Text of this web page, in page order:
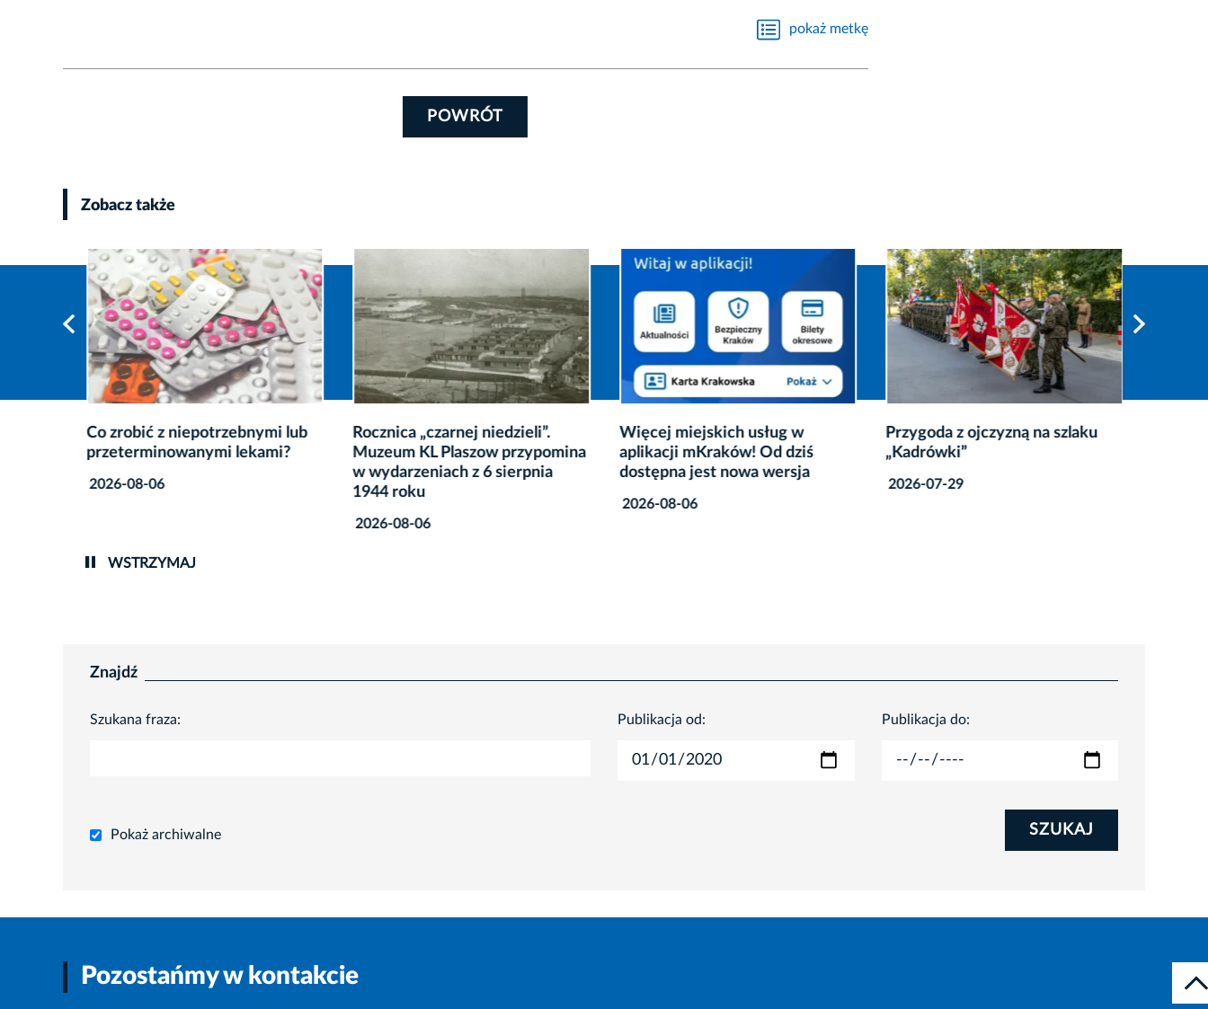
pokaż metkę
POWRÓT
Zobacz także
Co zrobić z niepotrzebnymi lub
przeterminowanymi lekami?
2026-08-06
Rocznica „czarnej niedzieli”.
Muzeum KL Plaszow przypomina
w wydarzeniach z 6 sierpnia
1944 roku
2026-08-06
Więcej miejskich usług w
aplikacji mKraków! Od dziś
dostępna jest nowa wersja
2026-08-06
Przygoda z ojczyzną na szlaku
„Kadrówki”
2026-07-29
WSTRZYMAJ
Znajdź
Szukana fraza: Publikacja od: Publikacja do:
Pokaż archiwalne SZUKAJ
Pozostańmy w kontakcie